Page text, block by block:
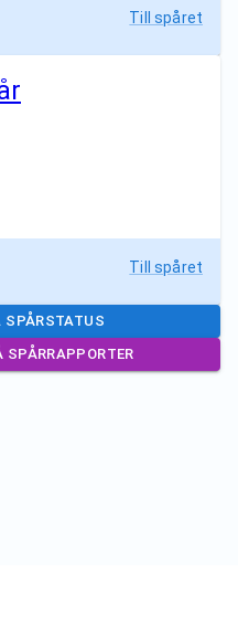
Till spåret
Till spåret
SPÅRSTATUS
SPÅRRAPPORTER